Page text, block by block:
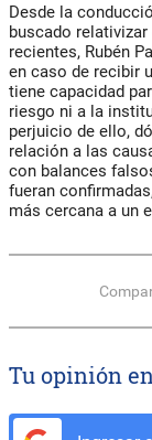
Desde la
buscado
recientes, Rubén
en caso de recibir
tiene capacidad
riesgo ni a la
perjuicio de ello,
relación a las
con balances
fueran
más cercana a un
Tu opinión